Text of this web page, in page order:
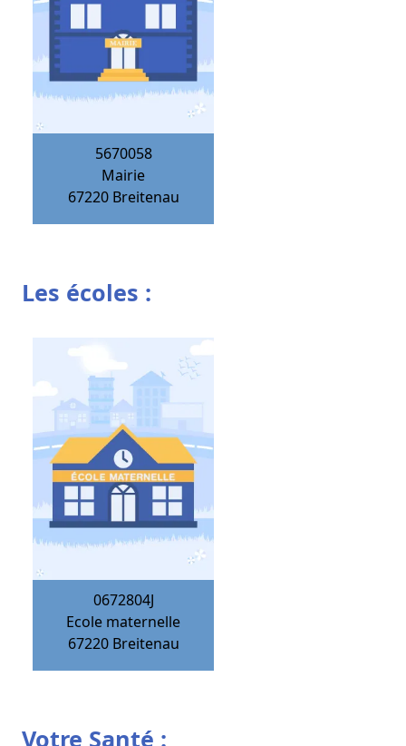
5670058
Mairie
67220 Breitenau
Les écoles :
0672804J
Ecole maternelle
67220 Breitenau
Votre Santé :